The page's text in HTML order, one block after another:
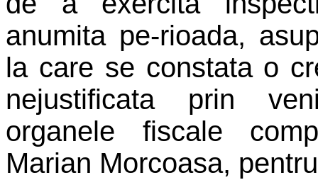
anumita pe-rioada,
la care se constata o
nejustificata prin
organele fiscale
Marian Morcoasa,